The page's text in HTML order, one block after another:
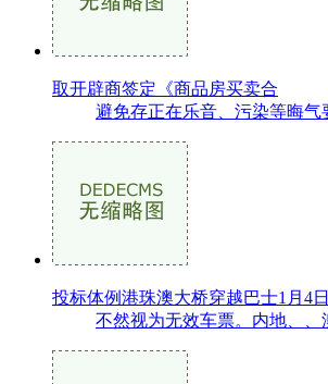
取开辟商签定《商品房买卖合
避免存正在乐音、污染等晦
投标体例港珠澳大桥穿越巴士1月4
不然视为无效车票。内地、